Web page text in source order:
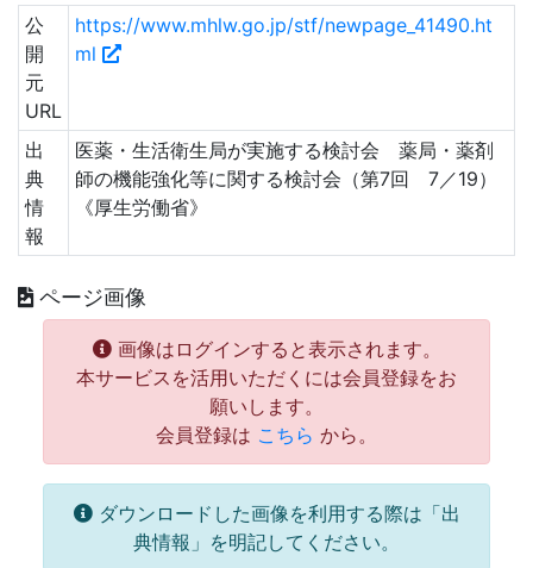
公
開
元
URL
https://www.mhlw.go.jp/stf/newpage_41490.ht
ml
出
典
情
報
医薬・生活衛生局が実施する検討会 薬局・薬剤
師の機能強化等に関する検討会（第7回 7／19）
《厚生労働省》
ページ画像
画像はログインすると表示されます。
本サービスを活用いただくには会員登録をお
願いします。
会員登録は こちら から。
ダウンロードした画像を利用する際は「出
典情報」を明記してください。